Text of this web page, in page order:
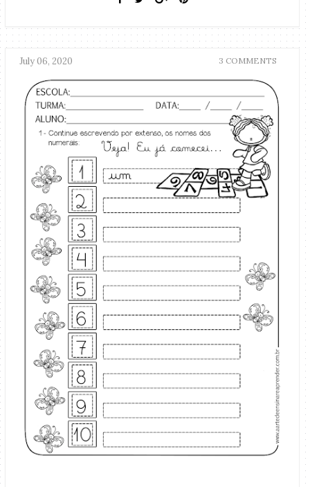
July 06, 2020 3 COMMENTS